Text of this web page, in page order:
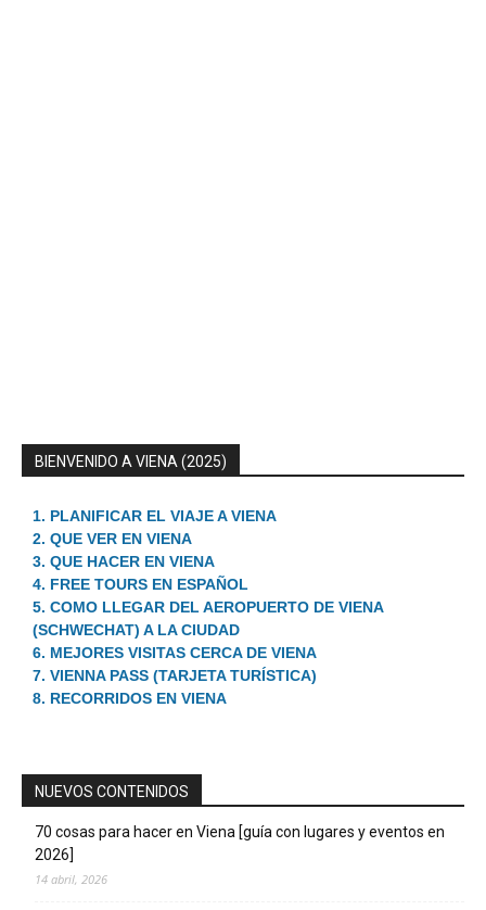
BIENVENIDO A VIENA (2025)
1. PLANIFICAR EL VIAJE A VIENA
2. QUE VER EN VIENA
3. QUE HACER EN VIENA
4. FREE TOURS EN ESPAÑOL
5. COMO LLEGAR DEL AEROPUERTO DE VIENA
(SCHWECHAT) A LA CIUDAD
6. MEJORES VISITAS CERCA DE VIENA
7. VIENNA PASS (TARJETA TURÍSTICA)
8. RECORRIDOS EN VIENA
NUEVOS CONTENIDOS
70 cosas para hacer en Viena [guía con lugares y eventos en
2026]
14 abril, 2026